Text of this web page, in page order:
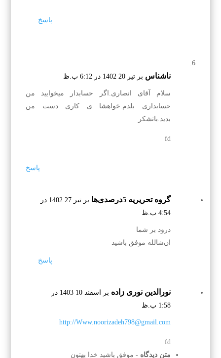
پاسخ
ناشناس بر تیر 20 1402 در 6:12 ب.ظ
سلام آقای انصاری.اگر حسابدار میخوایید من
حسابداری بلدم.خواهشا ی کاری دست من
بدید.باتشکر
fd
پاسخ
گروه تحریریه 5درصدی‌ها
بر تیر 27 1402 در
4:54 ب.ظ
درود بر شما
ان‌شالله موفق باشید
پاسخ
نورالدین نوری زاده
بر اسفند 10 1403 در
1:58 ب.ظ
http://Www.noorizadeh798@gmail.com
fd
متن دیدگاه - موفق باشید خدا بهتون